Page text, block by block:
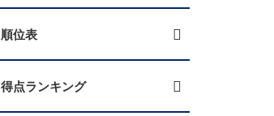
順位表
得点ランキング